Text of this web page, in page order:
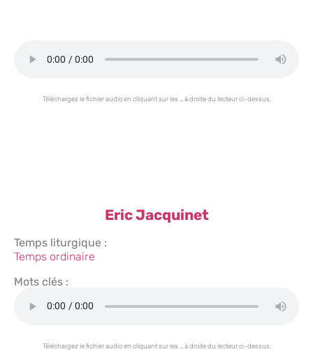
Téléchargez le fichier audio en cliquant sur les … à droite du lecteur ci-dessus.
Eric Jacquinet
Temps liturgique :
Temps ordinaire
Mots clés :
Téléchargez le fichier audio en cliquant sur les … à droite du lecteur ci-dessus.